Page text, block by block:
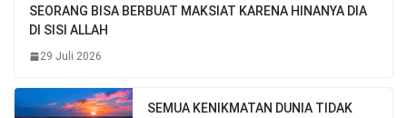
SEORANG BISA BERBUAT MAKSIAT KARENA HINANYA DIA
DI SISI ALLAH
29 Juli 2026
SEMUA KENIKMATAN DUNIA TIDAK